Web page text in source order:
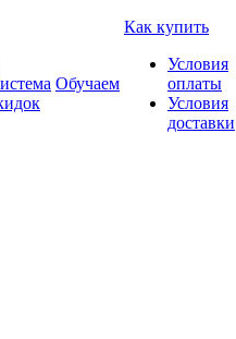
Обучаем
Как купить
Условия
оплаты
Условия
доставки